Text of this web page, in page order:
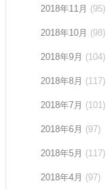
2018年11月 (95)
2018年10月 (98)
2018年9月 (104)
2018年8月 (117)
2018年7月 (101)
2018年6月 (97)
2018年5月 (117)
2018年4月 (97)